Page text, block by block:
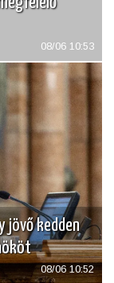
08/06 10:53
jövő kedden
08/06 10:52